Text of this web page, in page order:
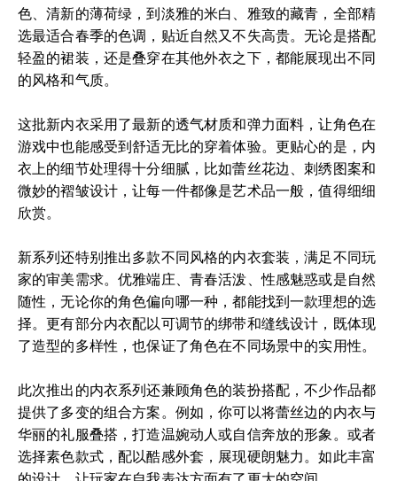
色、清新的薄荷绿，到淡雅的米白、雅致的藏青，全部精
选最适合春季的色调，贴近自然又不失高贵。无论是搭配
轻盈的裙装，还是叠穿在其他外衣之下，都能展现出不同
的风格和气质。
这批新内衣采用了最新的透气材质和弹力面料，让角色在
游戏中也能感受到舒适无比的穿着体验。更贴心的是，内
衣上的细节处理得十分细腻，比如蕾丝花边、刺绣图案和
微妙的褶皱设计，让每一件都像是艺术品一般，值得细细
欣赏。
新系列还特别推出多款不同风格的内衣套装，满足不同玩
家的审美需求。优雅端庄、青春活泼、性感魅惑或是自然
随性，无论你的角色偏向哪一种，都能找到一款理想的选
择。更有部分内衣配以可调节的绑带和缝线设计，既体现
了造型的多样性，也保证了角色在不同场景中的实用性。
此次推出的内衣系列还兼顾角色的装扮搭配，不少作品都
提供了多变的组合方案。例如，你可以将蕾丝边的内衣与
华丽的礼服叠搭，打造温婉动人或自信奔放的形象。或者
选择素色款式，配以酷感外套，展现硬朗魅力。如此丰富